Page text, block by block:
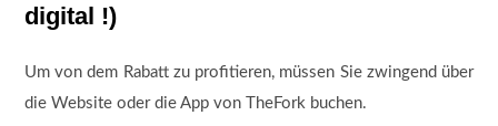
digital !)
Um von dem Rabatt zu profitieren, müssen Sie zwingend über
die Website oder die App von TheFork buchen.